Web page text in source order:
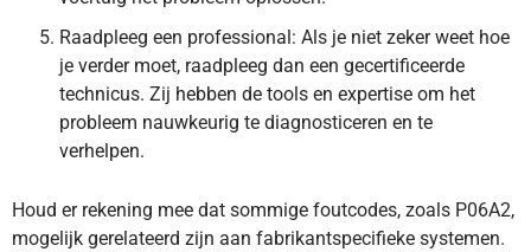
Raadpleeg een professional: Als je niet zeker weet hoe
je verder moet, raadpleeg dan een gecertificeerde
technicus. Zij hebben de tools en expertise om het
probleem nauwkeurig te diagnosticeren en te
verhelpen.
Houd er rekening mee dat sommige foutcodes, zoals P06A2,
mogelijk gerelateerd zijn aan fabrikantspecifieke systemen.